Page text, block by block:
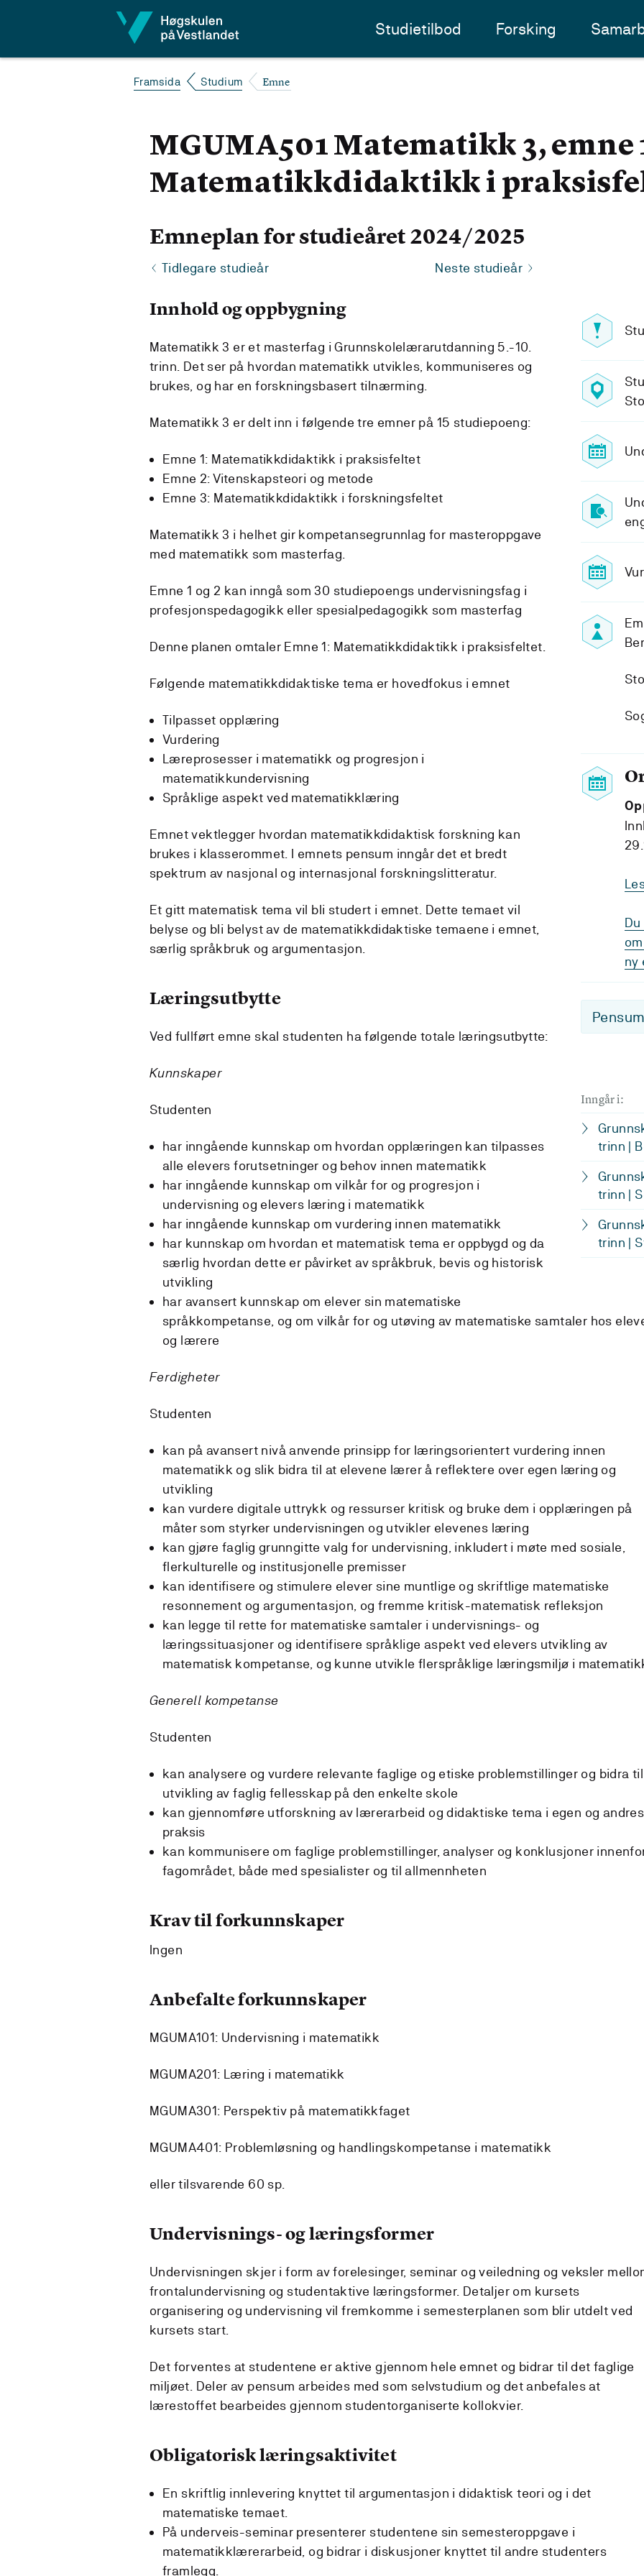
Studietilbod Forsking
Framsida Studium Emne
MGUMA501 Matematikk 3, emne
Matematikkdidaktikk i
Emneplan for studieåret 2024/2025
Tidlegare studieår Neste studieår
ny
Inngår i:
trinn |
trinn |
trinn |
Innhold og oppbygning
Matematikk 3 er et masterfag i Grunnskolelærarutdanning 5.-10.
trinn. Det ser på hvordan matematikk utvikles, kommuniseres og
brukes, og har en forskningsbasert tilnærming.
Matematikk 3 er delt inn i følgende tre emner på 15 studiepoeng:
Emne 1: Matematikkdidaktikk i praksisfeltet
Emne 2: Vitenskapsteori og metode
Emne 3: Matematikkdidaktikk i forskningsfeltet
Matematikk 3 i helhet gir kompetansegrunnlag for masteroppgave
med matematikk som masterfag.
Emne 1 og 2 kan inngå som 30 studiepoengs undervisningsfag i
profesjonspedagogikk eller spesialpedagogikk som masterfag
Denne planen omtaler Emne 1: Matematikkdidaktikk i praksisfeltet.
Følgende matematikkdidaktiske tema er hovedfokus i emnet
Tilpasset opplæring
Vurdering
Læreprosesser i matematikk og progresjon i
matematikkundervisning
Språklige aspekt ved matematikklæring
Emnet vektlegger hvordan matematikkdidaktisk forskning kan
brukes i klasserommet. I emnets pensum inngår det et bredt
spektrum av nasjonal og internasjonal forskningslitteratur.
Et gitt matematisk tema vil bli studert i emnet. Dette temaet vil
belyse og bli belyst av de matematikkdidaktiske temaene i emnet,
særlig språkbruk og argumentasjon.
Læringsutbytte
Ved fullført emne skal studenten ha følgende totale læringsutbytte:
Kunnskaper
Studenten
har inngående kunnskap om hvordan opplæringen kan tilpasses
alle elevers forutsetninger og behov innen matematikk
har inngående kunnskap om vilkår for og progresjon i
undervisning og elevers læring i matematikk
har inngående kunnskap om vurdering innen matematikk
har kunnskap om hvordan et matematisk tema er oppbygd og da
særlig hvordan dette er påvirket av språkbruk, bevis og historisk
utvikling
har avansert kunnskap om elever sin matematiske
språkkompetanse, og om vilkår for og utøving av matematiske samtaler hos
og lærere
Ferdigheter
Studenten
kan på avansert nivå anvende prinsipp for læringsorientert vurdering innen
matematikk og slik bidra til at elevene lærer å reflektere over egen læring og
utvikling
kan vurdere digitale uttrykk og ressurser kritisk og bruke dem i opplæringen på
måter som styrker undervisningen og utvikler elevenes læring
kan gjøre faglig grunngitte valg for undervisning, inkludert i møte med sosiale,
flerkulturelle og institusjonelle premisser
kan identifisere og stimulere elever sine muntlige og skriftlige matematiske
resonnement og argumentasjon, og fremme kritisk-matematisk refleksjon
kan legge til rette for matematiske samtaler i undervisnings- og
læringssituasjoner og identifisere språklige aspekt ved elevers utvikling av
matematisk kompetanse, og kunne utvikle flerspråklige læringsmiljø i
Generell kompetanse
Studenten
kan analysere og vurdere relevante faglige og etiske problemstillinger og bidra til
utvikling av faglig fellesskap på den enkelte skole
kan gjennomføre utforskning av lærerarbeid og didaktiske tema i egen og andres
praksis
kan kommunisere om faglige problemstillinger, analyser og konklusjoner
fagområdet, både med spesialister og til allmennheten
Krav til forkunnskaper
Ingen
Anbefalte forkunnskaper
MGUMA101: Undervisning i matematikk
MGUMA201: Læring i matematikk
MGUMA301: Perspektiv på matematikkfaget
MGUMA401: Problemløsning og handlingskompetanse i matematikk
eller tilsvarende 60 sp.
Undervisnings- og læringsformer
Undervisningen skjer i form av forelesinger, seminar og veiledning og veksler
frontalundervisning og studentaktive læringsformer. Detaljer om kursets
organisering og undervisning vil fremkomme i semesterplanen som blir utdelt ved
kursets start.
Det forventes at studentene er aktive gjennom hele emnet og bidrar til det faglige
miljøet. Deler av pensum arbeides med som selvstudium og det anbefales at
lærestoffet bearbeides gjennom studentorganiserte kollokvier.
Obligatorisk læringsaktivitet
En skriftlig innlevering knyttet til argumentasjon i didaktisk teori og i det
matematiske temaet.
På underveis-seminar presenterer studentene sin semesteroppgave i
matematikklærerarbeid, og bidrar i diskusjoner knyttet til andre studenters
framlegg.